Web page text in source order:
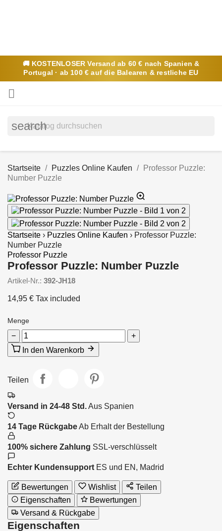
🚚 KOSTENLOSER Versand ab 60 € nach Spanien &
Portugal · ab 100 € auf die Balearen & restliche EU

search
Startseite Puzzles Online Kaufen
Professor Puzzle:
Number Puzzle
Startseite › Puzzles Online Kaufen › Professor Puzzle:
Number Puzzle
Professor Puzzle
Professor Puzzle: Number Puzzle
Artikel-Nr.: 392-JH18
14,95 € Tax included
Menge
−
+
In den Warenkorb
Teilen
Versand in 24-48 Std.Aus Spanien
14 Tage RückgabeAb Erhalt der Bestellung
100% sichere Zahlung SSL-verschlüsselt
Echter Kundensupport ES und EN, Madrid
Bewertungen Wishlist
Teilen
Eigenschaften
Bewertungen
Versand & Rückgabe
Eigenschaften